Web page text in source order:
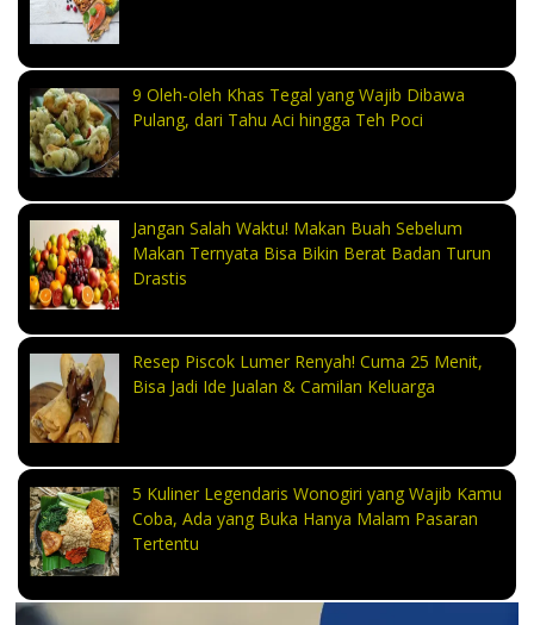
9 Oleh-oleh Khas Tegal yang Wajib Dibawa
Pulang, dari Tahu Aci hingga Teh Poci
Jangan Salah Waktu! Makan Buah Sebelum
Makan Ternyata Bisa Bikin Berat Badan Turun
Drastis
Resep Piscok Lumer Renyah! Cuma 25 Menit,
Bisa Jadi Ide Jualan & Camilan Keluarga
5 Kuliner Legendaris Wonogiri yang Wajib Kamu
Coba, Ada yang Buka Hanya Malam Pasaran
Tertentu